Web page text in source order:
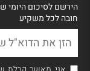
הירשם לסיכום היומי
חובה לכל משקיע